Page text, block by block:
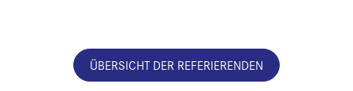
ÜBERSICHT DER REFERIERENDEN